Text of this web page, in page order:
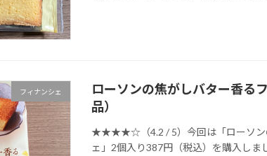
フィナンシェ
ローソンの焦がしバター香る
品）
★★★★☆（4.2 / 5）今回は「ローソン
ェ」2個入り387円（税込）を購入しま